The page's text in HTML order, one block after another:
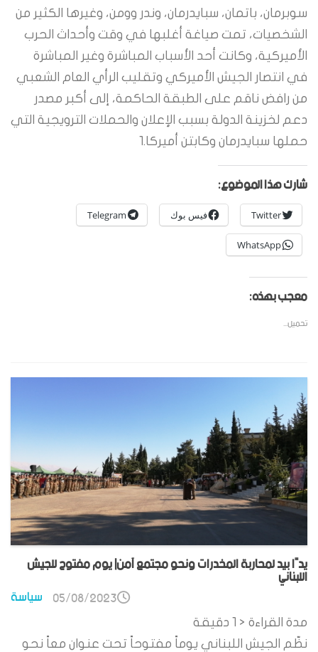
سوبرمان، باتمان، سبايدرمان، وندر وومن، وغيرها الكثير من
الشخصيات، تمت صياغة أغلبها في وقت وأحداث الحرب
الأميركية، وكانت أحد الأسباب المباشرة وغير المباشرة
في انتصار الجيش الأميركي وتقليب الرأي العام الشعبي
من رافض ناقم على الطبقة الحاكمة، إلى أكبر مصدر
دعم لخزينة الدولة بسبب الإعلان والحملات الترويجية التي
حملها سبايدرمان وكابتن أميركا.1
شارك هذا الموضوع:
Twitter فيس بوك Telegram
WhatsApp
معجب بهذه:
تحميل...
يدًا بيد لمحاربة المخدرات ونحو مجتمع آمن| يوم مفتوح للجيش
اللبناني
سياسة 05/08/2023
مدة القراءة < 1
دقيقة
نظّم الجيش اللبناني يوماً مفتوحاً تحت عنوان معاً نحو